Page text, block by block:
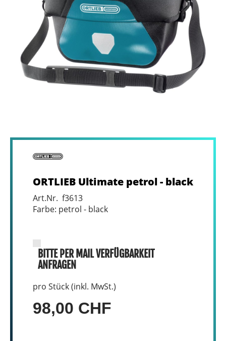
ORTLIEB Ultimate petrol - black
Art.Nr. f3613
Farbe: petrol - black
BITTE PER MAIL VERFÜGBARKEIT
ANFRAGEN
pro Stück (inkl. MwSt.)
98,00 CHF